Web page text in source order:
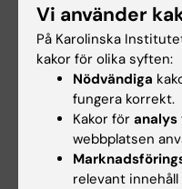
särskilda
rester etcetera
tillfället.
Studenten får
studenthälsan
under
studenten inte
utnyttja
Vi använder
På Karolinska
kakor för olika syften:
Nödvändiga
fungera korrekt.
Kakor för analys
webbplatsen
relevant